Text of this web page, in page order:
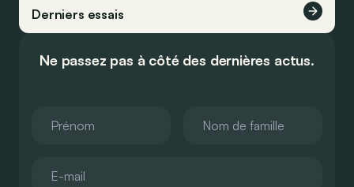
Derniers essais
Ne passez pas à côté des dernières actus.